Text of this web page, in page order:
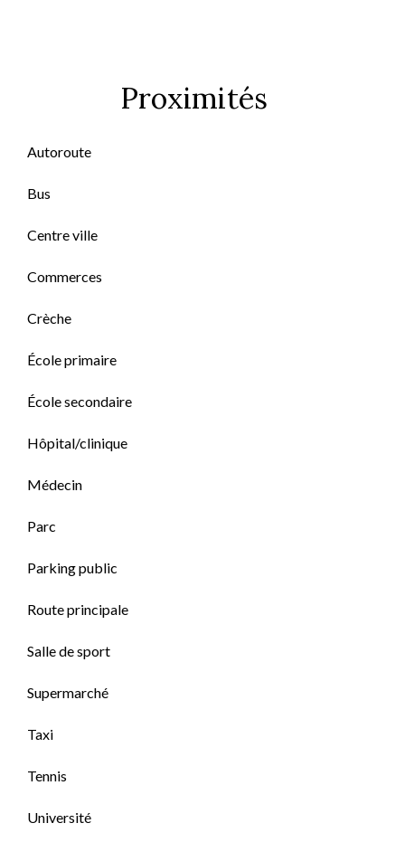
Proximités
Autoroute
Bus
Centre ville
Commerces
Crèche
École primaire
École secondaire
Hôpital/clinique
Médecin
Parc
Parking public
Route principale
Salle de sport
Supermarché
Taxi
Tennis
Université